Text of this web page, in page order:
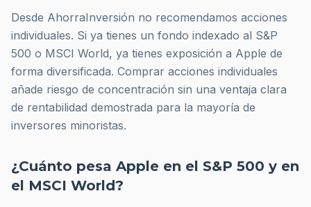
Desde AhorraInversión no recomendamos acciones
individuales. Si ya tienes un fondo indexado al S&P
500 o MSCI World, ya tienes exposición a Apple de
forma diversificada. Comprar acciones individuales
añade riesgo de concentración sin una ventaja clara
de rentabilidad demostrada para la mayoría de
inversores minoristas.
¿Cuánto pesa Apple en el S&P 500 y en
el MSCI World?